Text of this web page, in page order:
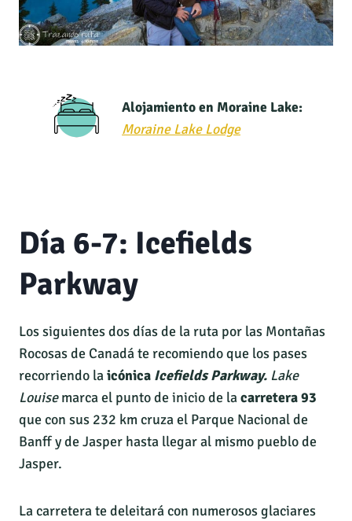
Alojamiento en Moraine Lake:
Moraine Lake Lodge
Día 6-7: Icefields
Parkway
Los siguientes dos días de la ruta por las Montañas
Rocosas de Canadá te recomiendo que los pases
recorriendo laicónica Icefields Parkway. Lake
Louisemarca el punto de inicio de lacarretera 93
que con sus 232 km cruza el Parque Nacional de
Banff y de Jasper hasta llegar al mismo pueblo de
Jasper.
La carretera te deleitará con numerosos glaciares